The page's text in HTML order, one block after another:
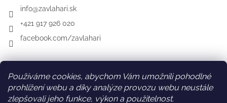
Používáme cookies, abychom Vám umožnili pohodlné
prohlížení webu a díky analýze provozu webu neustále
zlepšovali jeho funkce, výkon a použitelnost.
info@zavlahari.sk
+421 917 926 020
facebook.com/zavlahari
SK AT DE